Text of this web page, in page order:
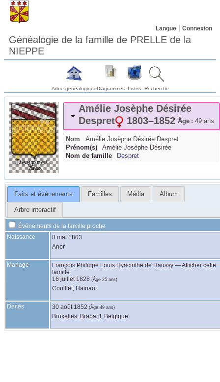
Langue Connexion
Généalogie de la famille de PRELLE de la
NIEPPE
Arbre généalogiqueDiagrammes Listes Recherche
Amélie Josèphe Désirée
Despret
Âge : 49 ans
1803–1852
Nom Amélie Josèphe Désirée Despret
Prénom(s)
Amélie Josèphe Désirée
Nom de famille
Despret
Faits et événements Familles Média Album
Arbre interactif
Événements de la famille proche
Naissance
8 mai 1803
Anor
Mariage François Philippe Louis Hyacinthe de Haussy —Afficher cette
famille
16 juillet 1828 (Âge 25 ans)
Couillet, Hainaut
Décès 30 août 1852 (Âge 49 ans)
Bruxelles, Brabant, Belgique